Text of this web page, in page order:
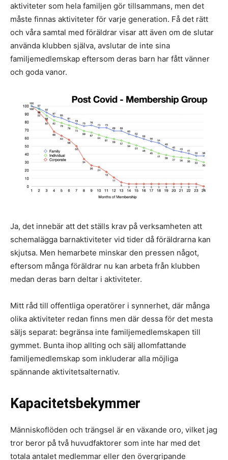
aktiviteter som hela familjen gör tillsammans, men det
måste finnas aktiviteter för varje generation. Få det rätt
och våra samtal med föräldrar visar att även om de slutar
använda klubben själva, avslutar de inte sina
familjemedlemskap eftersom deras barn har fått vänner
och goda vanor.
Ja, det innebär att det ställs krav på verksamheten att
schemalägga barnaktiviteter vid tider då föräldrarna kan
skjutsa. Men hemarbete minskar den pressen något,
eftersom många föräldrar nu kan arbeta från klubben
medan deras barn deltar i aktiviteter.
Mitt råd till offentliga operatörer i synnerhet, där många
olika aktiviteter redan finns men där dessa för det mesta
säljs separat: begränsa inte familjemedlemskapen till
gymmet. Bunta ihop allting och sälj allomfattande
familjemedlemskap som inkluderar alla möjliga
spännande aktivitetsalternativ.
Kapacitetsbekymmer
Människoflöden och trängsel är en växande oro, vilket jag
tror beror på två huvudfaktorer som inte har med det
totala antalet medlemmar eller den övergripande